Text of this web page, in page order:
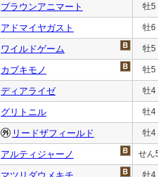
ブラウンアニマート 牡5
アドマイヤガスト 牡6
ワイルドゲーム 牡5
カブキモノ 牡5
ディアライゼ 牡4
グリトニル 牡4
リードザフィールド 牡4
アルティジャーノ せん
牡4